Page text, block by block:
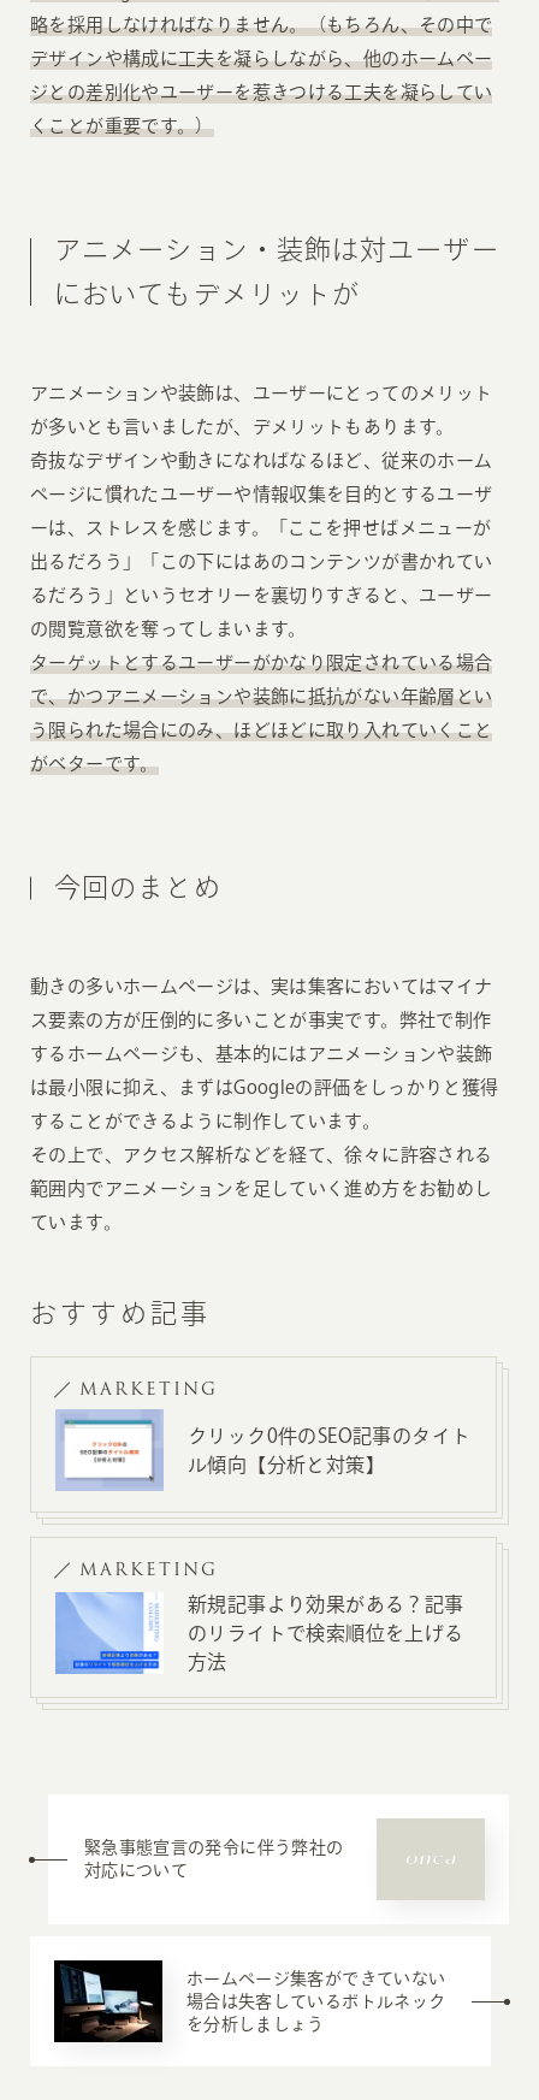
略を採用しなければなりません。（もちろん、その中で
デザインや構成に工夫を凝らしながら、他のホームペー
ジとの差別化やユーザーを惹きつける工夫を凝らしてい
くことが重要です。）
アニメーション・装飾は対ユーザー
においてもデメリットが
アニメーションや装飾は、ユーザーにとってのメリット
が多いとも言いましたが、デメリットもあります。
奇抜なデザインや動きになればなるほど、従来のホーム
ページに慣れたユーザーや情報収集を目的とするユーザ
ーは、ストレスを感じます。「ここを押せばメニューが
出るだろう」「この下にはあのコンテンツが書かれてい
るだろう」というセオリーを裏切りすぎると、ユーザー
の閲覧意欲を奪ってしまいます。
ターゲットとするユーザーがかなり限定されている場合
で、かつアニメーションや装飾に抵抗がない年齢層とい
う限られた場合にのみ、ほどほどに取り入れていくこと
がベターです。
今回のまとめ
動きの多いホームページは、実は集客においてはマイナ
ス要素の方が圧倒的に多いことが事実です。弊社で制作
するホームページも、基本的にはアニメーションや装飾
は最小限に抑え、まずはGoogleの評価をしっかりと獲得
することができるように制作しています。
その上で、アクセス解析などを経て、徐々に許容される
範囲内でアニメーションを足していく進め方をお勧めし
ています。
おすすめ記事
MARKETING
クリック0件のSEO記事のタイト
ル傾向【分析と対策】
MARKETING
新規記事より効果がある？記事
のリライトで検索順位を上げる
方法
緊急事態宣言の発令に伴う弊社の
対応について
ホームページ集客ができていない
場合は失客しているボトルネック
を分析しましょう